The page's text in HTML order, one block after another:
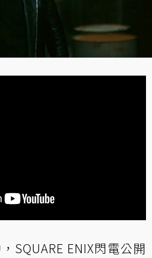
SQUARE ENIX閃電公開